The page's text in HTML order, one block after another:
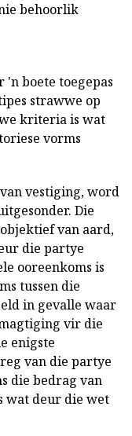
behoorlik
boete toegepas
strawwe op
kriteria is wat
vorms
vestiging, word
Die
van aard,
die partye
ooreenkoms is
tussen die
in gevalle waar
vir die
enigste
van die partye
die bedrag van
wat deur die wet